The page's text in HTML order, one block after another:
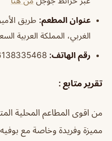
عنوان المطعم: طريق
الغربي، المملكة العربية
رقم الهاتف:
تقرير متابع :
من اقوى المطاعم المحلية
مميزة وفريدة وخاصة مع